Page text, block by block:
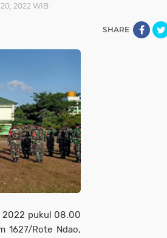
2022 WIB
SHARE
2022 pukul 08.00
1627/Rote Ndao,